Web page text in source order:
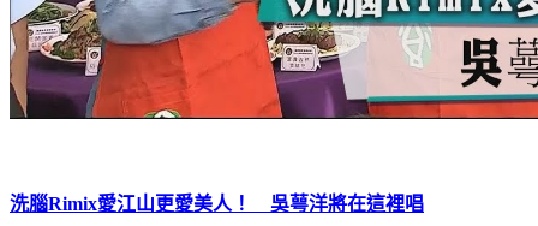
洗腦Rimix愛江山更愛美人！ 吳萼洋將在這裡唱